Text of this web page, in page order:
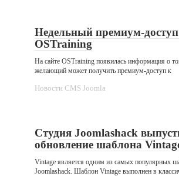
Недельный премиум-
OSTraining
На сайте OSTraining появилась информация о
желающий может получить премиум-доступ к
Новости CMS Joomla
Студия Joomlashack
обновление шаблона
Vintage является одним из самых популярных
Joomlashack. Шаблон Vintage выполнен в